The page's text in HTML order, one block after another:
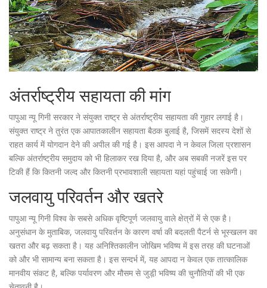
अंतर्राष्ट्रीय सहायता की मांग
पापुआ न्यू गिनी सरकार ने संयुक्त राष्ट्र से अंतर्राष्ट्रीय सहायता की गुहार लगाई है।
संयुक्त राष्ट्र ने तुरंत एक आपातकालीन सहायता बैठक बुलाई है, जिसमें सदस्य देशों से
राहत कार्य में योगदान देने की अपील की गई है। इस आपदा ने न केवल जिला प्रशासन
बल्कि अंतर्राष्ट्रीय समुदाय को भी हिलाकर रख दिया है, और अब सबकी नजरें इस पर
टिकी हैं कि कितनी जल्द और कितनी प्रभावशाली सहायता यहां पहुंचाई जा सकेगी।
जलवायु परिवर्तन और खतरे
पापुआ न्यू गिनी विश्व के सबसे अधिक वृष्टिपूर्ण जलवायु वाले क्षेत्रों में से एक है।
अनुसंधान के मुताबिक, जलवायु परिवर्तन के कारण वर्षा की बदलती पैटर्न से भूस्खलन का
खतरा और बढ़ सकता है। यह अनिश्तिकालीन जोखिम भविष्य में इस तरह की घटनाओं
को और भी सामान्य बना सकता है। इस सन्दर्भ में, यह आपदा न केवल एक तात्कालिक
मानवीय संकट है, बल्कि पर्यावरण और मौसम से जुड़ी़ भविष्य की चुनौतियों की भी एक